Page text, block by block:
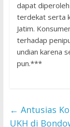
dapat
terdekat serta
Jatim.
terhadap
undian karena
pun.***
← Antusias
UKH di